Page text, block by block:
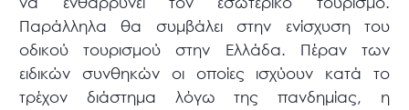
Παράλληλα θα συμβάλει στην ενίσχυση του
οδικού τουρισμού στην Ελλάδα. Πέραν των
ειδικών συνθηκών οι οποίες ισχύουν κατά το
τρέχον διάστημα λόγω της πανδημίας, η